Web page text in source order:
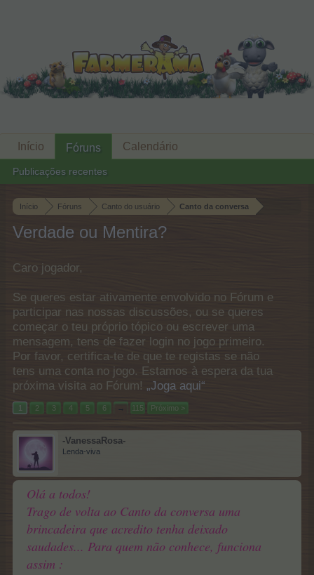
Início Fóruns Canto do usuário Canto da conversa
Verdade ou Mentira?
Caro jogador,
Se queres estar ativamente envolvido no Fórum e
participar nas nossas discussões, ou se queres
começar o teu próprio tópico ou escrever uma
mensagem, tens de fazer login no jogo primeiro.
Por favor, certifica-te de que te registas se não
tens uma conta no jogo. Estamos à espera da tua
próxima visita ao Fórum! „Joga aqui“
1 2 3 4 5 6 → 115 Próximo >
-VanessaRosa-
Lenda-viva
Olá a todos!
Trago de volta ao Canto da conversa uma
brincadeira que acredito tenha deixado
saudades... Para quem não conhece, funciona
assim :
Início Fóruns
Publicações recentes
Calendário